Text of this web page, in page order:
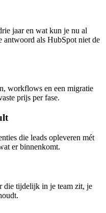
jaar en wat kun je nu al
antwoord als HubSpot niet de
workflows en een migratie
prijs per fase.
die leads opleveren mét
er binnenkomt.
die tijdelijk in je team zit, je